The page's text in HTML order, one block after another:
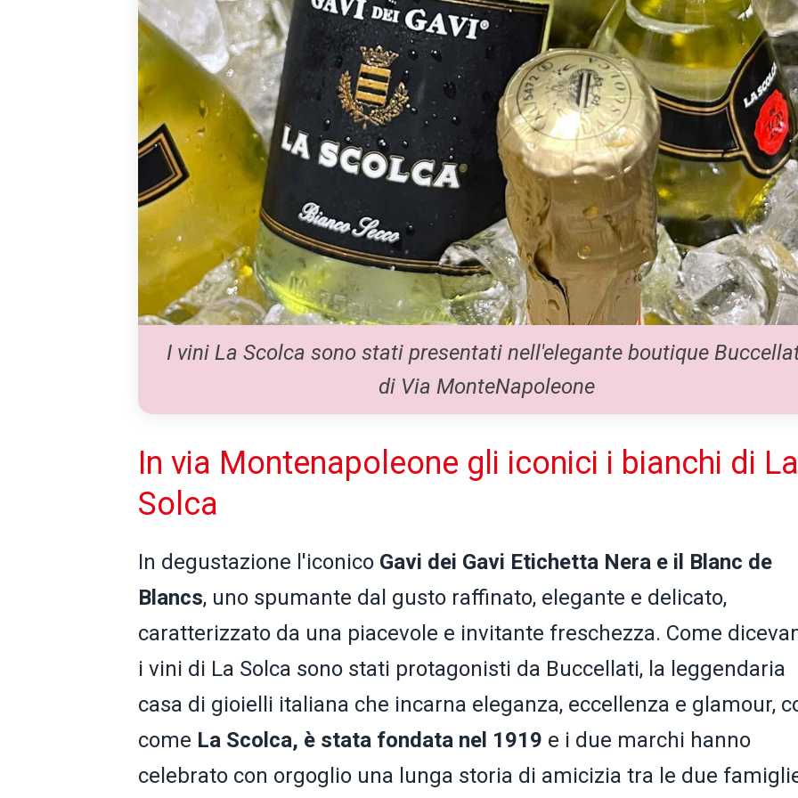
I vini La Scolca sono stati presentati nell'elegante boutique
di Via MonteNapoleone
In via Montenapoleone gli iconici i bianchi di La
Solca
In degustazione l'iconico Gavi dei Gavi Etichetta Nera e il Blanc de
Blancs, uno spumante dal gusto raffinato, elegante e delicato,
caratterizzato da una piacevole e invitante freschezza. Come
i vini di La Solca sono stati protagonisti da Buccellati, la leggendaria
casa di gioielli italiana che incarna eleganza, eccellenza e glamour,
come La Scolca, è stata fondata nel 1919 e i due marchi hanno
celebrato con orgoglio una lunga storia di amicizia tra le due